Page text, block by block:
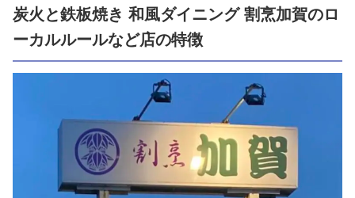
炭火と鉄板焼き 和風ダイニング 割烹加賀のロ
ーカルルールなど店の特徴